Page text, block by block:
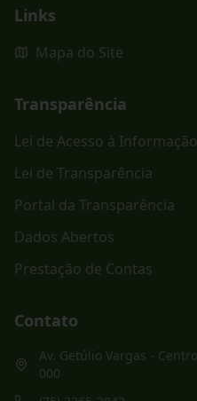
Links
Mapa do Site
Transparência
Lei de Acesso à Informação
Lei de Transparência
Portal da Transparência
Dados Abertos
Prestação de Contas
Contato
Av. Getúlio Vargas -
000